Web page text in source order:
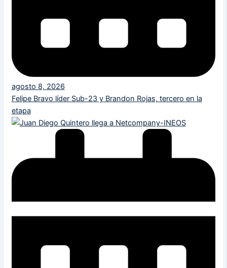
agosto 8, 2026
Felipe Bravo líder Sub-23 y Brandon Rojas, tercero en la
etapa